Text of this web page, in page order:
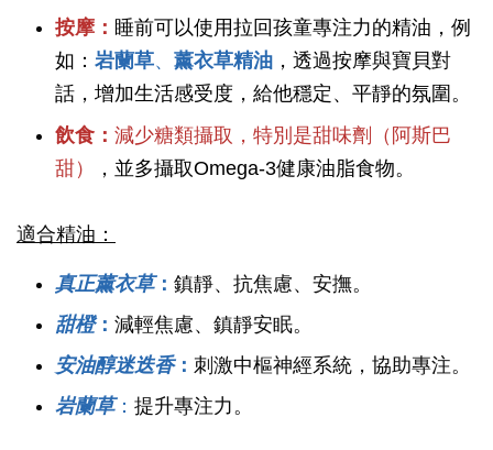
按摩： 睡前可以使用拉回孩童專注力的精油，例
如： 岩蘭草、 薰衣草精油 ，透過按摩與寶貝對
話，增加生活感受度，給他穩定、平靜的氛圍。
飲食： 減少糖類攝取，特別是甜味劑（阿斯巴
甜）
，並多攝取Omega-3健康油脂食物。
適合精油：
真正薰衣草： 鎮靜、抗焦慮、安撫。
甜橙： 減輕焦慮、鎮靜安眠。
安油醇迷迭香： 刺激中樞神經系統，協助專注。
岩蘭草： 提升專注力。